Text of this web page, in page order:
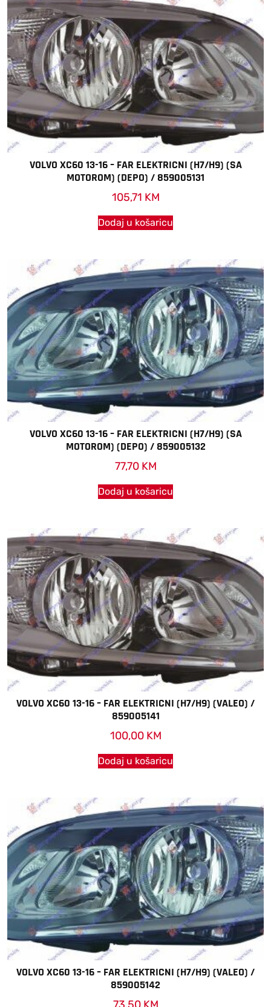
VOLVO XC60 13-16 – FAR ELEKTRICNI (H7/H9) (SA
MOTOROM) (DEPO) / 859005131
105,71 KM
Dodaj u košaricu
VOLVO XC60 13-16 – FAR ELEKTRICNI (H7/H9) (SA
MOTOROM) (DEPO) / 859005132
77,70 KM
Dodaj u košaricu
VOLVO XC60 13-16 – FAR ELEKTRICNI (H7/H9) (VALEO) /
859005141
100,00 KM
Dodaj u košaricu
VOLVO XC60 13-16 – FAR ELEKTRICNI (H7/H9) (VALEO) /
859005142